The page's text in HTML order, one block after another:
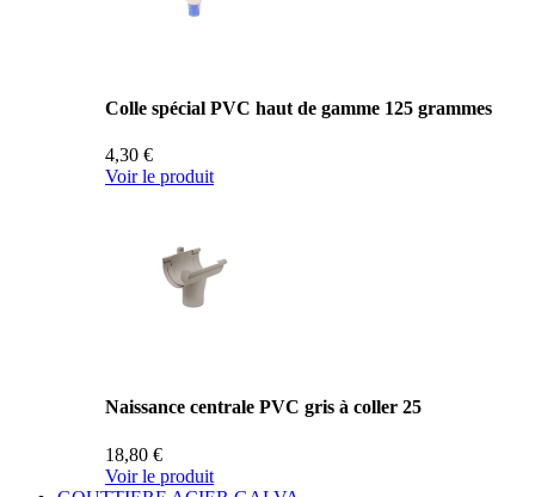
Colle spécial PVC haut de gamme 125 grammes
4,30 €
Voir le produit
Naissance centrale PVC gris à coller 25
18,80 €
Voir le produit